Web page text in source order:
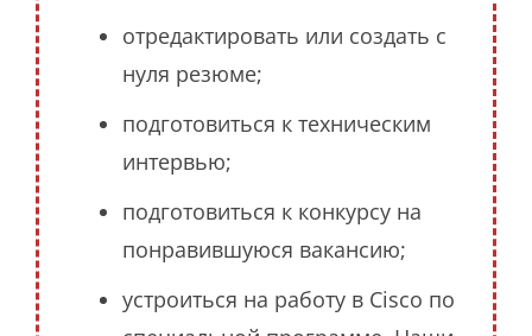
отредактировать или создать с
нуля резюме;
подготовиться к техническим
интервью;
подготовиться к конкурсу на
понравившуюся вакансию;
устроиться на работу в Cisco по